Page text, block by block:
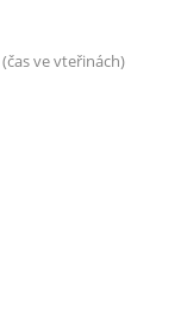
(čas ve vteřinách)